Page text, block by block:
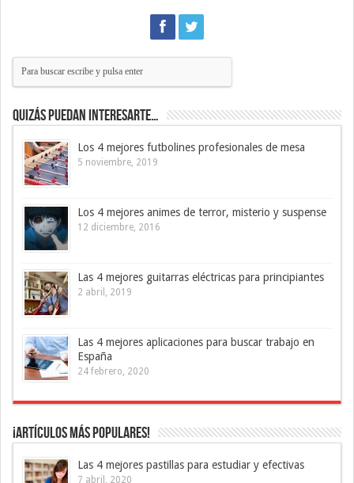
Quizás puedan interesarte…
Los 4 mejores futbolines profesionales de mesa
5 noviembre, 2019
Los 4 mejores animes de terror, misterio y suspense
12 diciembre, 2016
Las 4 mejores guitarras eléctricas para principiantes
2 abril, 2019
Las 4 mejores aplicaciones para buscar trabajo en
España
24 febrero, 2020
¡Artículos más Populares!
Las 4 mejores pastillas para estudiar y efectivas
7 abril, 2020